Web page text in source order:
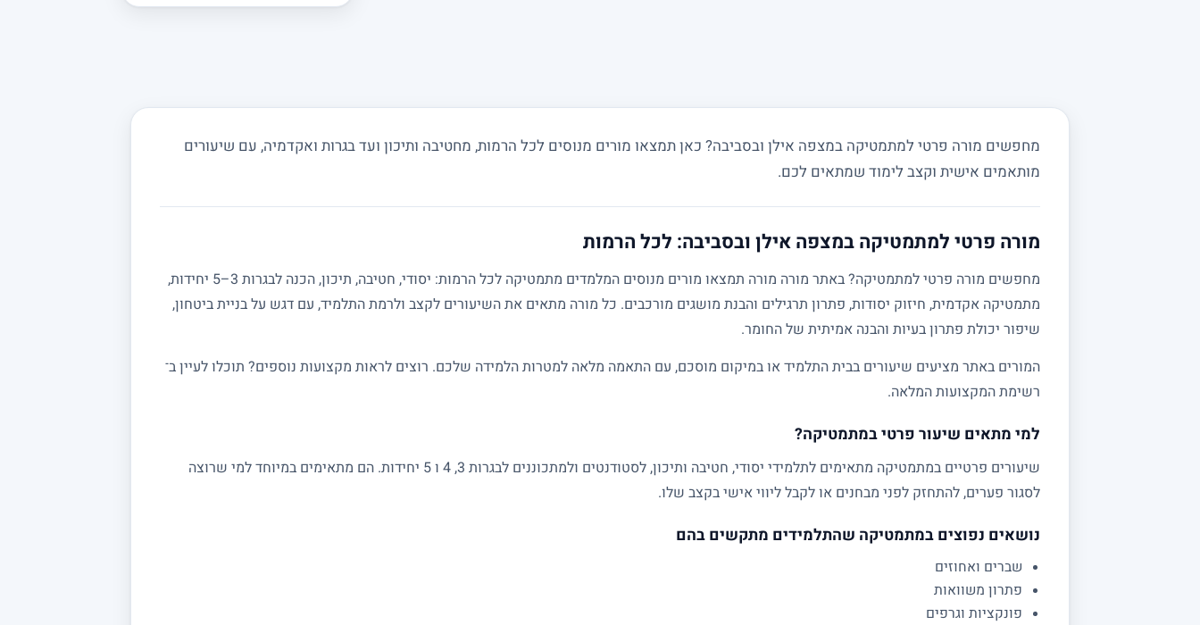
מחפשים מורה פרטי למתמטיקה במצפה אילן ובסביבה? כאן תמצאו מורים מנוסים לכל הרמות, מחטיבה ותיכון ועד בגרות ואקדמיה, עם שיעורים
מותאמים אישית וקצב לימוד שמתאים לכם.
מורה פרטי למתמטיקה במצפה אילן ובסביבה: לכל הרמות
מחפשים מורה פרטי למתמטיקה? באתר מורה מורה תמצאו מורים מנוסים המלמדים מתמטיקה לכל הרמות: יסודי, חטיבה, תיכון, הכנה לבגרות 3–5 יחידות,
מתמטיקה אקדמית, חיזוק יסודות, פתרון תרגילים והבנת מושגים מורכבים. כל מורה מתאים את השיעורים לקצב ולרמת התלמיד, עם דגש על בניית ביטחון,
שיפור יכולת פתרון בעיות והבנה אמיתית של החומר.
המורים באתר מציעים שיעורים בבית התלמיד או במיקום מוסכם, עם התאמה מלאה למטרות הלמידה שלכם. רוצים לראות מקצועות נוספים? תוכלו לעיין ב־
רשימת המקצועות המלאה.
למי מתאים שיעור פרטי במתמטיקה?
שיעורים פרטיים במתמטיקה מתאימים לתלמידי יסודי, חטיבה ותיכון, לסטודנטים ולמתכוננים לבגרות 3, 4 ו 5 יחידות. הם מתאימים במיוחד למי שרוצה
לסגור פערים, להתחזק לפני מבחנים או לקבל ליווי אישי בקצב שלו.
נושאים נפוצים במתמטיקה שהתלמידים מתקשים בהם
שברים ואחוזים
פתרון משוואות
פונקציות וגרפים